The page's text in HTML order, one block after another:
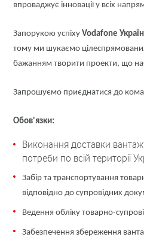
впроваджує інновації у всіх
Запорукою успіху Vodafone
тому ми шукаємо
бажанням творити проекти, що
Запрошуємо приєднатися до
Обов'язки:
Виконання доставки
потреби по всій території
Забір та транспортування
відповідно до супровідних
Ведення обліку товарно-
Забезпечення збереження